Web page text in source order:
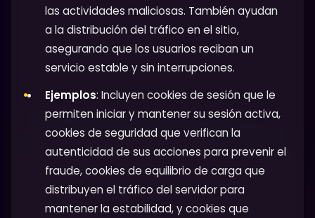
las actividades maliciosas. También ayudan
a la distribución del tráfico en el sitio,
asegurando que los usuarios reciban un
servicio estable y sin interrupciones.
Ejemplos: Incluyen cookies de sesión que le
permiten iniciar y mantener su sesión activa,
cookies de seguridad que verifican la
autenticidad de sus acciones para prevenir el
fraude, cookies de equilibrio de carga que
distribuyen el tráfico del servidor para
mantener la estabilidad, y cookies que